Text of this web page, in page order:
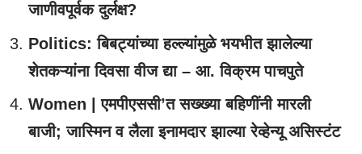
जाणीवपूर्वक दुर्लक्ष?
Politics: बिबट्यांच्या हल्ल्यांमुळे भयभीत झालेल्या
शेतकऱ्यांना दिवसा वीज द्या – आ. विक्रम पाचपुते
Women | एमपीएससी’त सख्ख्या बहिणींनी मारली
बाजी; जास्मिन व लैला इनामदार झाल्या रेव्हेन्यू असिस्टंट